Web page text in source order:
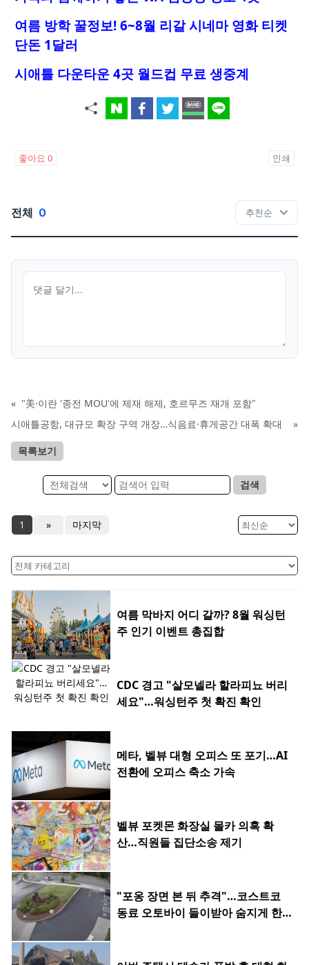
여름 방학 꿀정보! 6~8월 리갈 시네마 영화 티켓
단돈 1달러
시애틀 다운타운 4곳 월드컵 무료 생중계
좋아요 0 인쇄
전체 0
« "美·이란 '종전 MOU'에 제재 해제, 호르무즈 재개 포함"
시애틀공항, 대규모 확장 구역 개장…식음료·휴게공간 대폭 확대
»
목록보기
검색
1 » 마지막
여름 막바지 어디 갈까? 8월 워싱턴
주 인기 이벤트 총집합
CDC 경고 "살모넬라 할라피뇨 버리
세요"…워싱턴주 첫 확진 확인
메타, 벨뷰 대형 오피스 또 포기…AI
전환에 오피스 축소 가속
벨뷰 포켓몬 화장실 몰카 의혹 확
산…직원들 집단소송 제기
"포옹 장면 본 뒤 추격"…코스트코
동료 오토바이 들이받아 숨지게 한 2